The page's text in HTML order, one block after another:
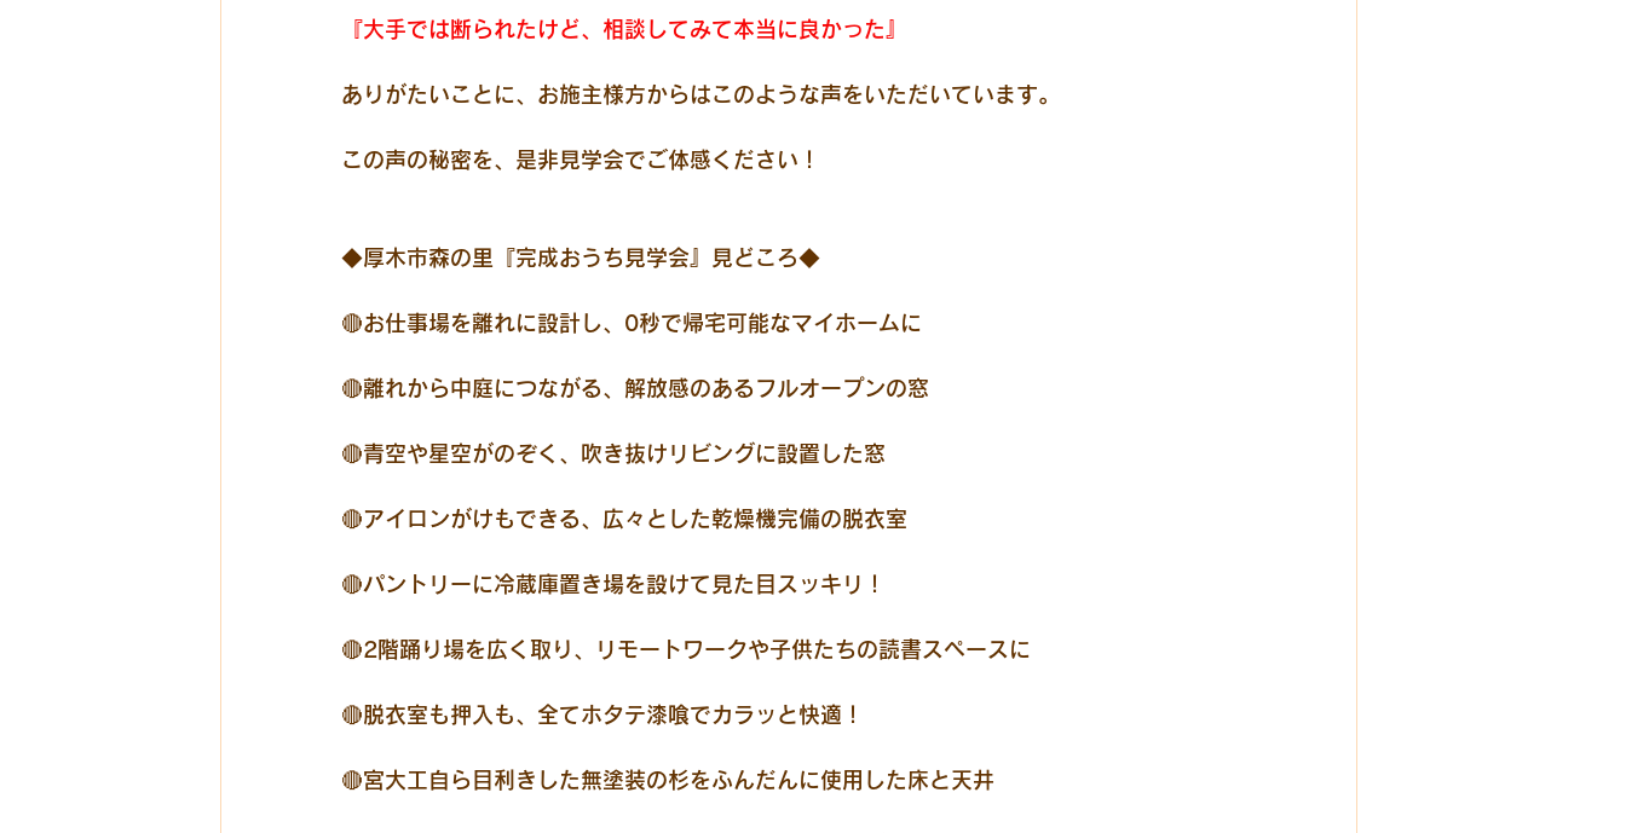
『大手では断られたけど、相談してみて本当に良かった』
ありがたいことに、お施主様方からはこのような声をいただいています。
この声の秘密を、是非見学会でご体感ください！
◆厚木市森の里『完成おうち見学会』見どころ◆
🔴お仕事場を離れに設計し、0秒で帰宅可能なマイホームに
🔴離れから中庭につながる、解放感のあるフルオープンの窓
🔴青空や星空がのぞく、吹き抜けリビングに設置した窓
🔴アイロンがけもできる、広々とした乾燥機完備の脱衣室
🔴パントリーに冷蔵庫置き場を設けて見た目スッキリ！
🔴2階踊り場を広く取り、リモートワークや子供たちの読書スペースに
🔴脱衣室も押入も、全てホタテ漆喰でカラッと快適！
🔴宮大工自ら目利きした無塗装の杉をふんだんに使用した床と天井